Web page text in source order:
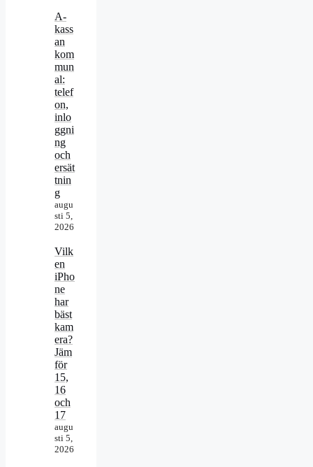
A-
kass
an
kom
mun
al:
telef
on,
inlo
ggni
ng
och
ersät
tnin
g
augu
sti 5,
2026
Vilk
en
iPho
ne
har
bäst
kam
era?
Jäm
för
15,
16
och
17
augu
sti 5,
2026